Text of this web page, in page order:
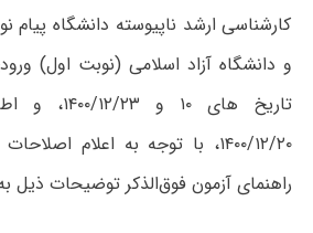
کارشناسی ارشد ناپیوسته دانشگاه پیام
تاریخ های ۱۰
۱۴۰۰/۱۲/۲۰، با توجه به اعلام
راهنمای آزمون فوق‌الذکر توضیحات ذیل